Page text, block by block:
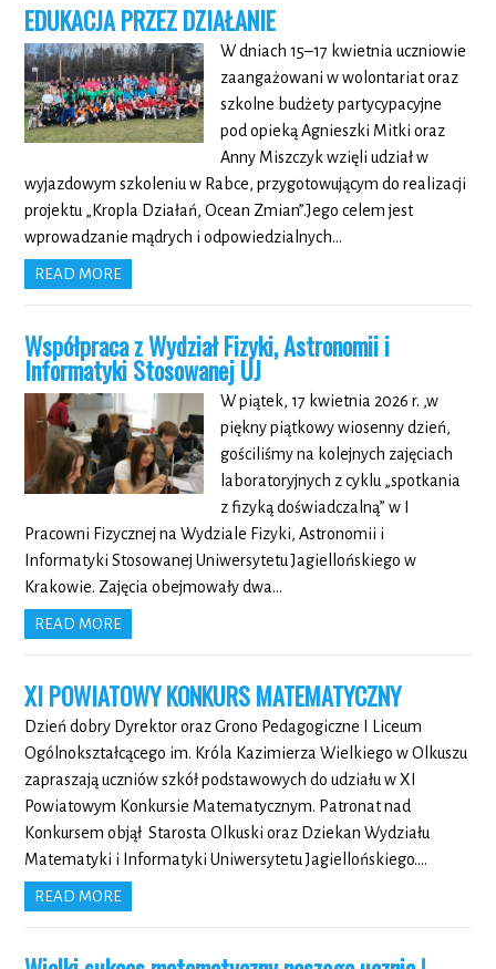
EDUKACJA PRZEZ DZIAŁANIE
W dniach 15–17 kwietnia uczniowie
zaangażowani w wolontariat oraz
szkolne budżety partycypacyjne
pod opieką Agnieszki Mitki oraz
Anny Miszczyk wzięli udział w
wyjazdowym szkoleniu w Rabce, przygotowującym do realizacji
projektu „Kropla Działań, Ocean Zmian”.Jego celem jest
wprowadzanie mądrych i odpowiedzialnych…
READ MORE
Współpraca zWydział Fizyki, Astronomii i
Informatyki Stosowanej UJ
W piątek, 17 kwietnia 2026 r. ,w
piękny piątkowy wiosenny dzień,
gościliśmy na kolejnych zajęciach
laboratoryjnych z cyklu „spotkania
z fizyką doświadczalną” w I
Pracowni Fizycznej na Wydziale Fizyki, Astronomii i
Informatyki Stosowanej Uniwersytetu Jagiellońskiego w
Krakowie. Zajęcia obejmowały dwa…
READ MORE
XI POWIATOWY KONKURS MATEMATYCZNY
Dzień dobry Dyrektor oraz Grono Pedagogiczne I Liceum
Ogólnokształcącego im. Króla Kazimierza Wielkiego w Olkuszu
zapraszają uczniów szkół podstawowych do udziału w XI
Powiatowym Konkursie Matematycznym. Patronat nad
Konkursem objął Starosta Olkuski oraz Dziekan Wydziału
Matematyki i Informatyki Uniwersytetu Jagiellońskiego….
READ MORE